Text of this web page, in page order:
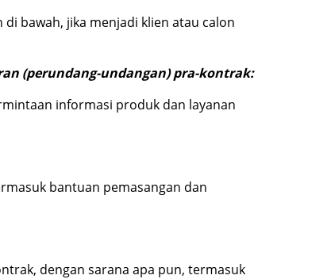
bawah, jika menjadi klien atau calon
(perundang-undangan) pra-kontrak:
informasi produk dan layanan
bantuan pemasangan dan
dengan sarana apa pun, termasuk